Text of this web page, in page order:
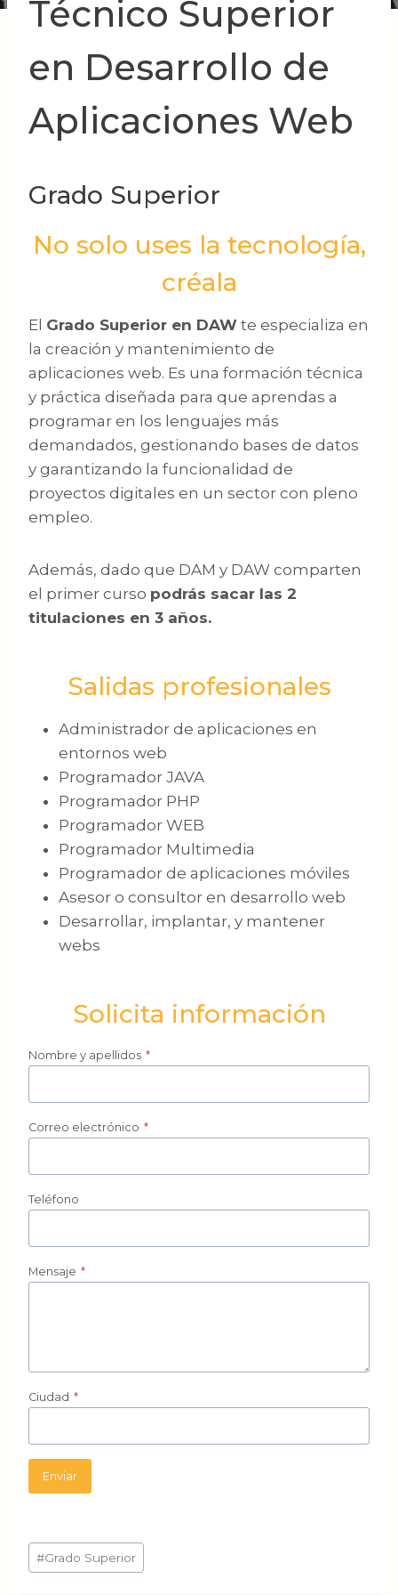
Técnico Superior
en Desarrollo de
Aplicaciones Web
Grado Superior
No solo uses la tecnología,
créala
El Grado Superior en DAW te especializa en
la creación y mantenimiento de
aplicaciones web. Es una formación técnica
y práctica diseñada para que aprendas a
programar en los lenguajes más
demandados, gestionando bases de datos
y garantizando la funcionalidad de
proyectos digitales en un sector con pleno
empleo.
Además, dado que DAM y DAW comparten
el primer curso podrás sacar las 2
titulaciones en 3 años.
Salidas profesionales
Administrador de aplicaciones en
entornos web
Programador JAVA
Programador PHP
Programador WEB
Programador Multimedia
Programador de aplicaciones móviles
Asesor o consultor en desarrollo web
Desarrollar, implantar, y mantener
webs
Solicita información
Nombre y apellidos *
Correo electrónico *
Teléfono
Mensaje *
Ciudad *
Enviar
Etiquetas
de
#Grado Superior